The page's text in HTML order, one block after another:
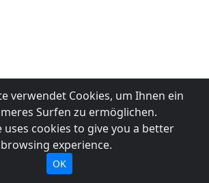
verwendet Cookies, um Ihnen ein
Surfen zu ermöglichen.
uses cookies to give you a better
browsing experience.
OK